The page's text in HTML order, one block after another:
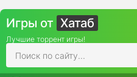
Игры от Хатаб
Лучшие торрент игры!